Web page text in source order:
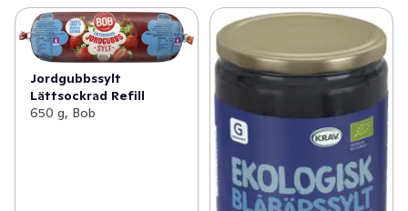
Jordgubbssylt
Lättsockrad Refill
650 g, Bob